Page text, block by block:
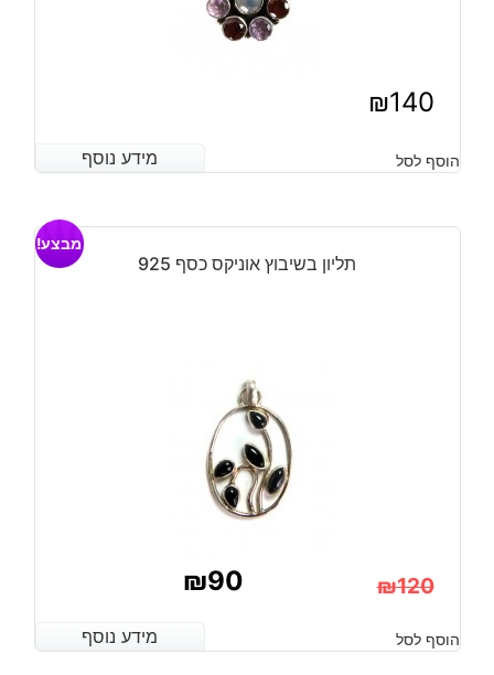
₪140
מידע נוסף הוסף לסל מידע נוסף
תליון בשיבוץ אוניקס כסף 925
מבצע!
₪120
המקורי
₪90
הנוכחי
מידע נוסף הוסף לסל מידע נוסף